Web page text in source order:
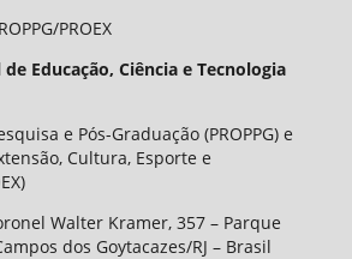
PROEX
Educação, Ciência e Tecnologia
e Pós-Graduação (PROPPG) e
Cultura, Esporte e
Walter Kramer, 357 – Parque
dos Goytacazes/RJ – Brasil